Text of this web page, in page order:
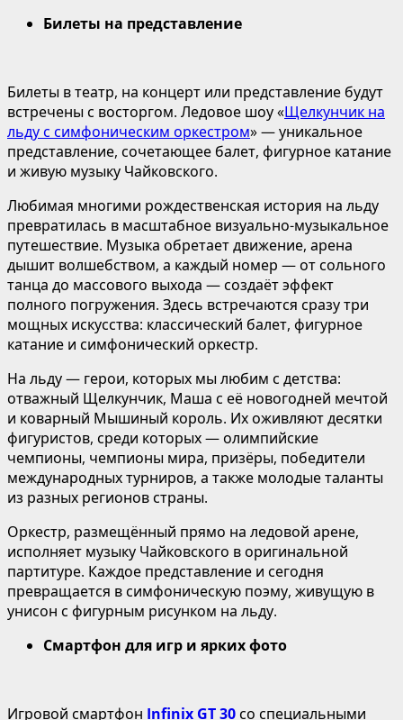
Билеты на представление
Билеты в театр, на концерт или представление будут
встречены с восторгом. Ледовое шоу «Щелкунчик на
льду с симфоническим оркестром» — уникальное
представление, сочетающее балет, фигурное катание
и живую музыку Чайковского.
Любимая многими рождественская история на льду
превратилась в масштабное визуально-музыкальное
путешествие. Музыка обретает движение, арена
дышит волшебством, а каждый номер — от сольного
танца до массового выхода — создаёт эффект
полного погружения. Здесь встречаются сразу три
мощных искусства: классический балет, фигурное
катание и симфонический оркестр.
На льду — герои, которых мы любим с детства:
отважный Щелкунчик, Маша с её новогодней мечтой
и коварный Мышиный король. Их оживляют десятки
фигуристов, среди которых — олимпийские
чемпионы, чемпионы мира, призёры, победители
международных турниров, а также молодые таланты
из разных регионов страны.
Оркестр, размещённый прямо на ледовой арене,
исполняет музыку Чайковского в оригинальной
партитуре. Каждое представление и сегодня
превращается в симфоническую поэму, живущую в
унисон с фигурным рисунком на льду.
Смартфон для игр и ярких фото
Игровой смартфон Infinix GT 30со специальными